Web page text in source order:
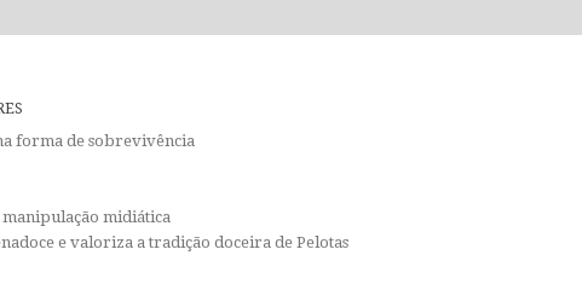
forma de sobrevivência
manipulação midiática
e valoriza a tradição doceira de Pelotas